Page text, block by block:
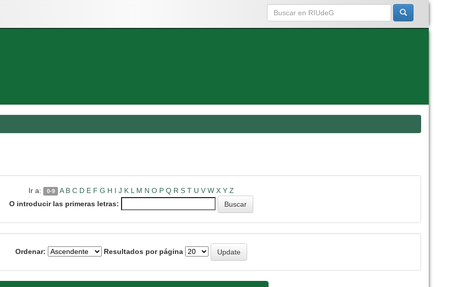
Ir a: 0-9 A B C D E F G H I J K L M N O P Q R S T U V W X Y Z
O introducir las primeras letras:
Ordenar: Resultados por página